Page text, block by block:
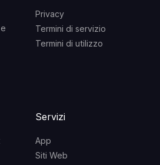
Privacy
Termini di servizio
Termini di utilizzo
Servizi
App
Siti Web